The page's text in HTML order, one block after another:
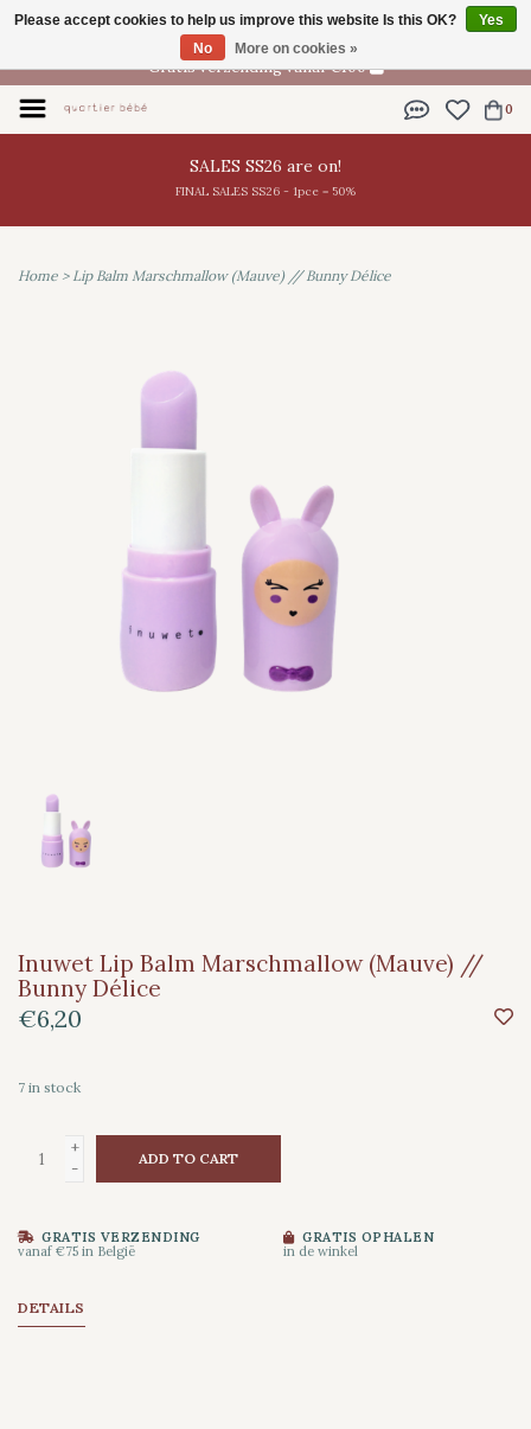
EN
Gratis verzending vanaf €100
0
SALES SS26 are on!
FINAL SALES SS26 - 1pce = 50%
Home > Lip Balm Marschmallow (Mauve) // Bunny Délice
Inuwet Lip Balm Marschmallow (Mauve) //
Bunny Délice
€6,20
7 in stock
+
-
ADD TO CART
GRATIS VERZENDING
vanaf €75 in België
GRATIS OPHALEN
in de winkel
DETAILS
Please accept cookies to help us improve this website Is this OK?
Yes
No
More on cookies »